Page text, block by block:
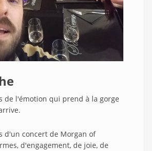
de l'émotion qui prend à la gorge
d'un concert de Morgan of
d'engagement, de joie, de